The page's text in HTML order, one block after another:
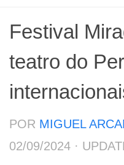
Festival
teatro do
POR MIGUEL
02/09/2024 ·